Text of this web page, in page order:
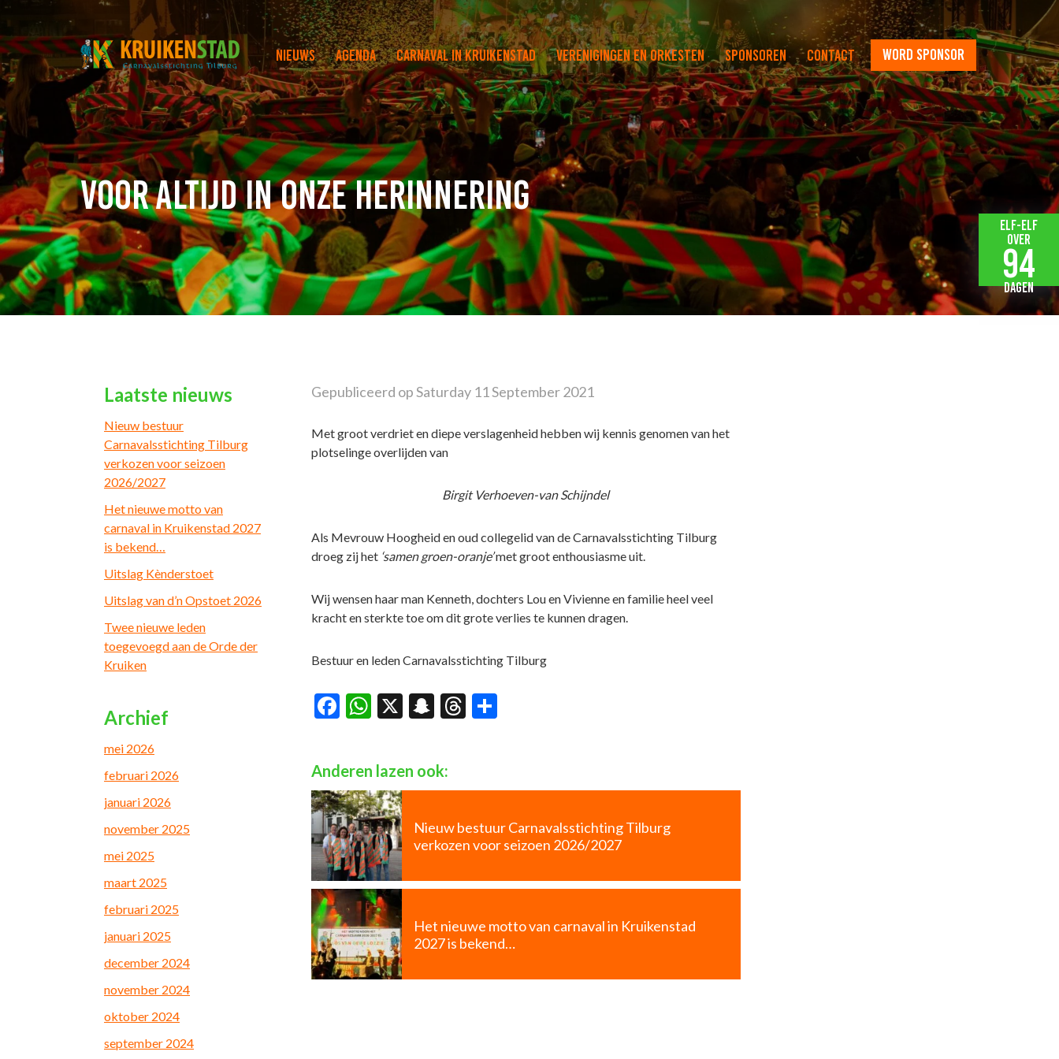
Nieuws Agenda Carnaval in Kruikenstad Verenigingen en orkesten Sponsoren Contact word sponsor
Voor altijd in onze herinnering
Laatste nieuws
Nieuw bestuur
Carnavalsstichting Tilburg
verkozen voor seizoen
2026/2027
Het nieuwe motto van
carnaval in Kruikenstad 2027
is bekend…
Uitslag Kènderstoet
Uitslag van d’n Opstoet 2026
Twee nieuwe leden
toegevoegd aan de Orde der
Kruiken
Archief
mei 2026
februari 2026
januari 2026
november 2025
mei 2025
maart 2025
februari 2025
januari 2025
december 2024
november 2024
oktober 2024
september 2024
Gepubliceerd op Saturday 11 September 2021
Met groot verdriet en diepe verslagenheid hebben wij kennis genomen van het
plotselinge overlijden van
Birgit Verhoeven-van Schijndel
Als Mevrouw Hoogheid en oud collegelid van de Carnavalsstichting Tilburg
droeg zij het ‘samen groen-oranje’met groot enthousiasme uit.
Wij wensen haar man Kenneth, dochters Lou en Vivienne en familie heel veel
kracht en sterkte toe om dit grote verlies te kunnen dragen.
Bestuur en leden Carnavalsstichting Tilburg
Facebook
WhatsApp
X Snapchat
Threads
Delen
Anderen lazen ook:
Nieuw bestuur Carnavalsstichting Tilburg
verkozen voor seizoen 2026/2027
Het nieuwe motto van carnaval in Kruikenstad
2027 is bekend…
Elf-elf
over
94
dagen